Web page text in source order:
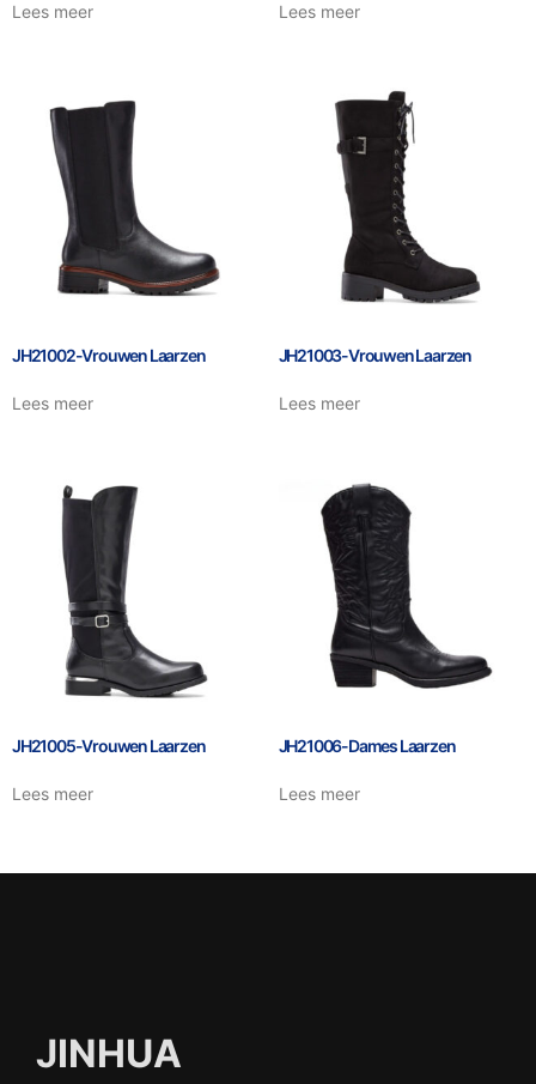
Lees meer Lees meer
JH21002-Vrouwen Laarzen
Lees meer
JH21003-Vrouwen Laarzen
Lees meer
JH21005-Vrouwen Laarzen
Lees meer
JH21006-Dames Laarzen
Lees meer
JINHUA